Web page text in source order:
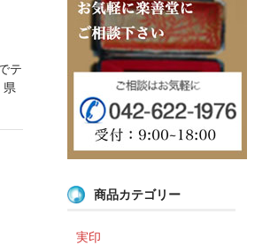
テ
県
商品カテゴリー
実印